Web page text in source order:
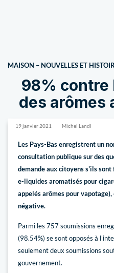
MAISON – NOUVELLES ET
98%
des arômes
19 janvier 2021 Michel Landl
Les Pays-Bas enregistrent un
consultation publique sur des
demande aux citoyens s'ils
e-liquides aromatisés pour
appelés arômes pour
négative.
Parmi les 757 soumissions
(98.54%) se sont opposés à
seulement deux soumissions
gouvernement.